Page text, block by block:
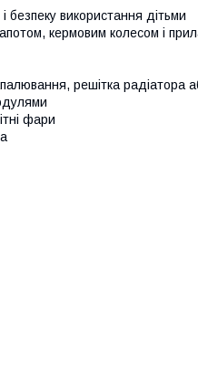
безпеку використання дітьми
кермовим колесом і
решітка радіатора
фари